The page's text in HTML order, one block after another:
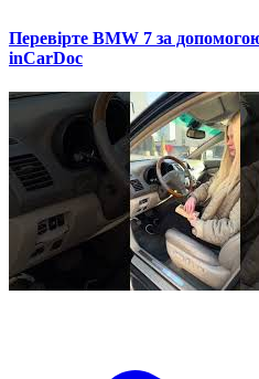
Перевірте BMW 7 за
inCarDoc